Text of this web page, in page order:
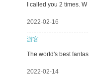
I called you 2 times. W
2022-02-16
游客
The world's best fantas
2022-02-14